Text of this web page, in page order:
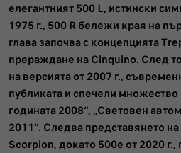
елегантният 500 L, истински
1975 г., 500 R бележи края на
глава започва с концепцията
прераждане на Cinquino. След
на версията от 2007 г.,
публиката и спечели
годината 2008“, „Световен
2011“. Следва представянето
Scorpion, докато 500e от 2020